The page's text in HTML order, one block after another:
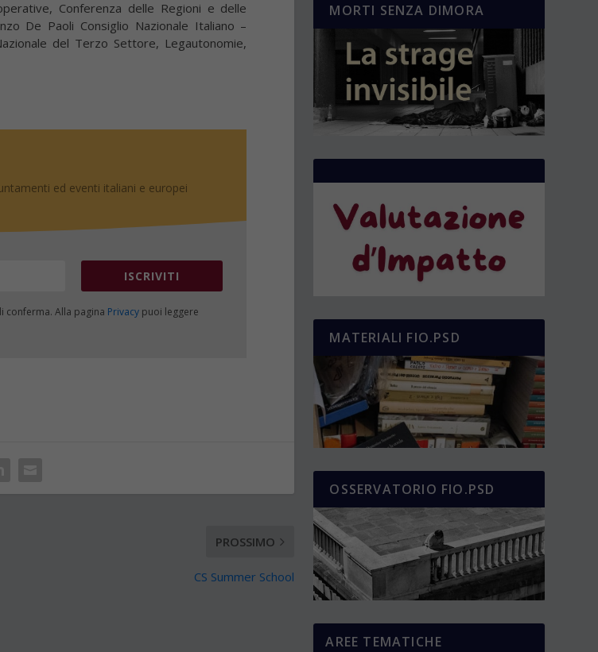
Conferenza delle Regioni e delle
De Paoli Consiglio Nazionale Italiano –
del Terzo Settore, Legautonomie,
ed eventi italiani e europei
ISCRIVITI
conferma. Alla pagina Privacy puoi leggere
PROSSIMO
CS Summer School
MORTI SENZA DIMORA
MATERIALI FIO.PSD
OSSERVATORIO FIO.PSD
AREE TEMATICHE